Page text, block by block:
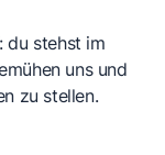
du stehst im
uns und
zu stellen.